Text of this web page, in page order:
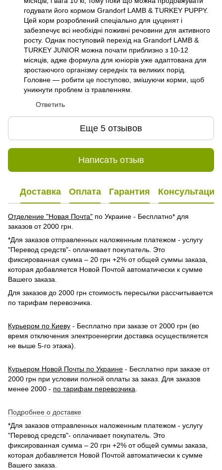
годувати його кормом Grandorf LAMB & TURKEY PUPPY.
Цей корм розроблений спеціально для цуценят і
забезпечує всі необхідні поживні речовини для активного
росту. Однак поступовий перехід на Grandorf LAMB &
TURKEY JUNIOR можна почати приблизно з 10-12
місяців, адже формула для юніорів уже адаптована для
зростаючого організму середніх та великих порід.
Головне — робити це поступово, змішуючи корми, щоб
уникнути проблем із травленням.
Ответить
Еще 5 отзывов
Написать отзыв
Доставка Оплата Гарантия Консультация
Отделение "Новая Почта" по Украине - Бесплатно* для
заказов от 2000 грн.
*Для заказов отправленных наложенным платежом - услугу
"Перевод средств"- оплачивает покупатель. Это
фиксированная сумма – 20 грн +2% от общей суммы заказа,
которая добавляется Новой Почтой автоматически к сумме
Вашего заказа.
Для заказов до 2000 грн стоимость пересылки рассчитывается
по тарифам перевозчика.
Курьером по Киеву - Бесплатно при заказе от 2000 грн (во
время отключения электроенергии доставка осуществляется
не выше 5-го этажа).
Курьером Новой Почты по Украине - Бесплатно при заказе от
2000 грн при условии полной оплаты за заказ. Для заказов
менее 2000 - по тарифам перевозчика
Подробнее о доставке
*Для заказов отправленных наложенным платежом - услугу
"Перевод средств"- оплачивает покупатель. Это
фиксированная сумма – 20 грн +2% от общей суммы заказа,
которая добавляется Новой Почтой автоматически к сумме
Вашего заказа.